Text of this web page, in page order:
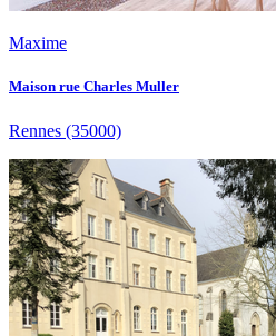
Maxime
Maison rue Charles Muller
Rennes (35000)